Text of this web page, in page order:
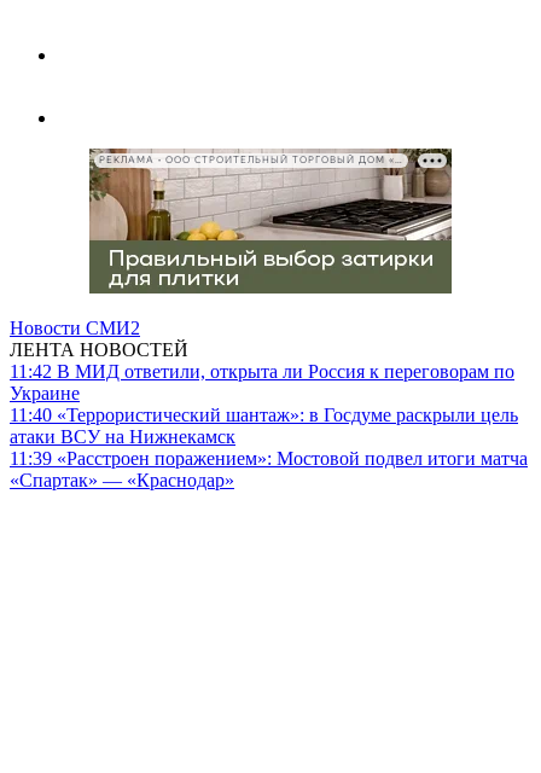
РЕКЛАМА • ООО СТРОИТЕЛЬНЫЙ ТОРГОВЫЙ ДОМ «ПЕТРОВИЧ», ИНН 7802348846
Новости СМИ2
ЛЕНТА НОВОСТЕЙ
11:42 В МИД ответили, открыта ли Россия к переговорам по
Украине
11:40 «Террористический шантаж»: в Госдуме раскрыли цель
атаки ВСУ на Нижнекамск
11:39 «Расстроен поражением»: Мостовой подвел итоги матча
«Спартак» — «Краснодар»